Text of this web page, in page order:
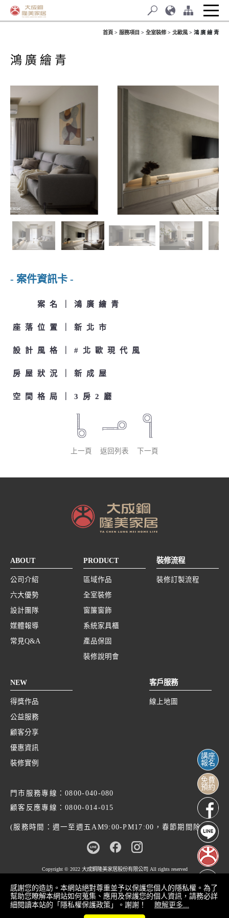
首頁 服務項目 全室裝修 北歐風 鴻 廣 繪 青
鴻 廣 繪 青
- 案件資訊卡 -
案名 鴻廣繪青
座落位置 新北市
設計風格 #北歐現代風
房屋狀況 新成屋
空間格局 3房2廳
上一頁 返回列表 下一頁
ABOUT
公司介紹
六大優勢
設計團隊
媒體報導
常見Q&A
PRODUCT
區域作品
全室裝修
窗簾窗飾
系統家具櫃
產品保固
裝修說明會
裝修流程
裝修訂製流程
NEW
得獎作品
公益服務
顧客分享
優惠資訊
裝修實例
客戶服務
線上地圖
門市服務專線：0800-040-080
顧客反應專線：0800-014-015
(服務時間：週一至週五AM9:00-PM17:00，春節期間除外)
Copyright © 2022 大成鋼隆美家居股份有限公司 All rights reserved
講座
報名
免費
預約
感謝您的造訪。本網站絕對尊重並予以保護您個人的隱私權。為了
幫助您瞭解本網站如何蒐集、應用及保護您的個人資訊，請務必詳
細閱讀本站的「隱私權保護政策」。謝謝！
瞭解更多...